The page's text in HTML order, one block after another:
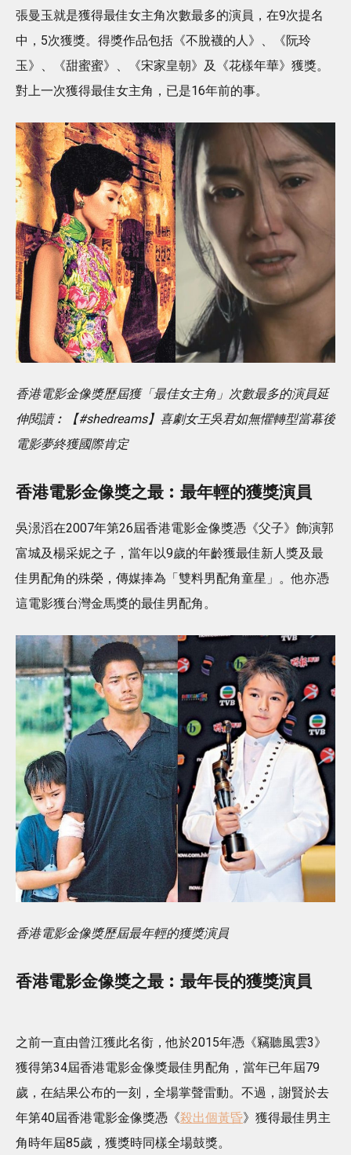
張曼玉就是獲得最佳女主角次數最多的演員，在9次提名
中，5次獲獎。得獎作品包括《不脫襪的人》、《阮玲
玉》、《甜蜜蜜》、《宋家皇朝》及《花樣年華》獲獎。
對上一次獲得最佳女主角，已是16年前的事。
香港電影金像獎歷屆獲「最佳女主角」次數最多的演員延
伸閱讀︰【#shedreams】喜劇女王吳君如無懼轉型當幕後
電影夢終獲國際肯定
香港電影金像獎之最︰最年輕的獲獎演員
吳澋滔在2007年第26屆香港電影金像獎憑《父子》飾演郭
富城及楊采妮之子，當年以9歲的年齡獲最佳新人獎及最
佳男配角的殊榮，傳媒捧為「雙料男配角童星」。他亦憑
這電影獲台灣金馬獎的最佳男配角。
香港電影金像獎歷屆最年輕的獲獎演員
香港電影金像獎之最︰最年長的獲獎演員
之前一直由曾江獲此名銜，他於2015年憑《竊聽風雲3》
獲得第34屆香港電影金像獎最佳男配角，當年已年屆79
歲，在結果公布的一刻，全場掌聲雷動。不過，謝賢於去
年第40屆香港電影金像獎憑《殺出個黃昏》獲得最佳男主
角時年屆85歲，獲獎時同樣全場鼓獎。